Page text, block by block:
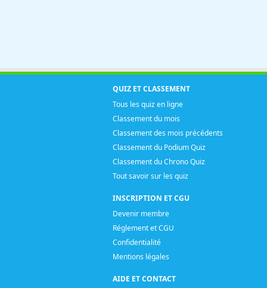
QUIZ ET CLASSEMENT
Tous les quiz en ligne
Classement du mois
Classement des mois précédents
Classement du Podium Quiz
Classement du Chrono Quiz
Tout savoir sur les quiz
INSCRIPTION ET CGU
Devenir membre
Réglement et CGU
Confidentialité
Mentions légales
AIDE ET CONTACT